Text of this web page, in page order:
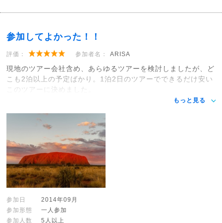
参加してよかった！！
評価： 参加者名： ARISA
現地のツアー会社含め、あらゆるツアーを検討しましたが、ど
こも2泊以上の予定ばかり。1泊2日のツアーでできるだけ安い
このツアーに決めました。
もっと見る
参加日
2014年09月
参加形態
一人参加
参加人数
5人以上